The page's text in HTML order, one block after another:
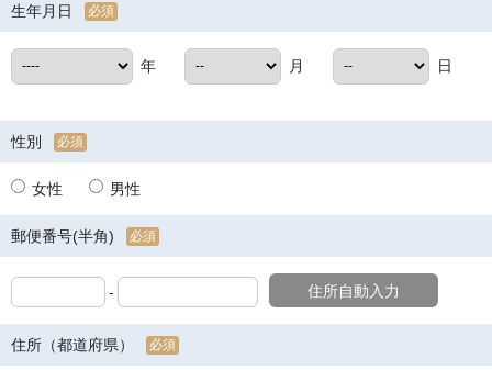
生年月日 必須
年 月 日
性別 必須
女性 男性
郵便番号(半角) 必須
- 住所自動入力
住所（都道府県） 必須